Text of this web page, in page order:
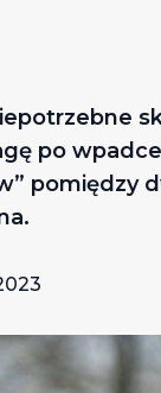
po
pomiędzy